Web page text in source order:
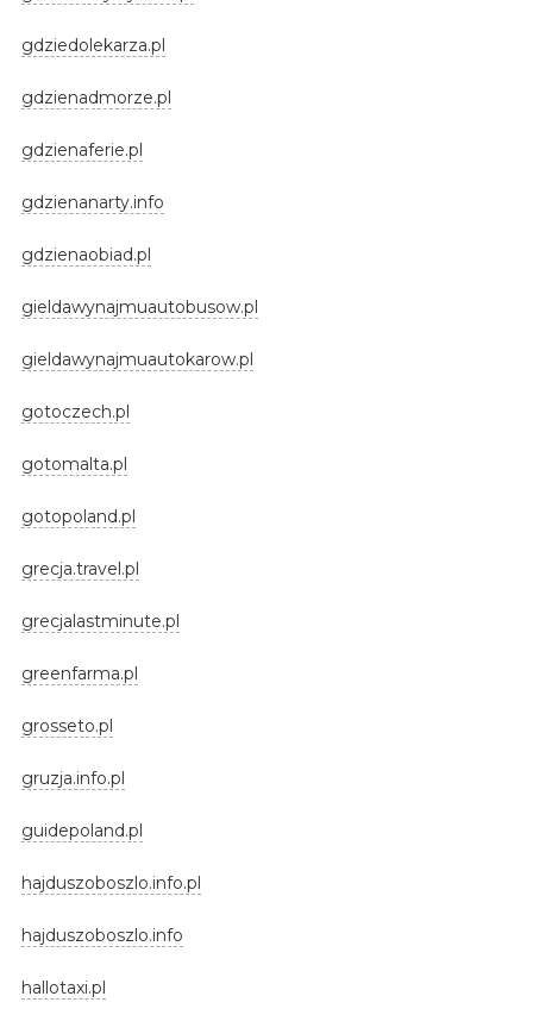
gdziedolekarza.pl
gdzienadmorze.pl
gdzienaferie.pl
gdzienanarty.info
gdzienaobiad.pl
gieldawynajmuautobusow.pl
gieldawynajmuautokarow.pl
gotoczech.pl
gotomalta.pl
gotopoland.pl
grecja.travel.pl
grecjalastminute.pl
greenfarma.pl
grosseto.pl
gruzja.info.pl
guidepoland.pl
hajduszoboszlo.info.pl
hajduszoboszlo.info
hallotaxi.pl